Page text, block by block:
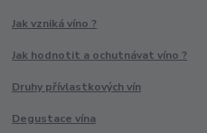
Jak vzniká víno ?
Jak hodnotit a ochutnávat víno ?
Druhy přívlastkových vín
Degustace vína